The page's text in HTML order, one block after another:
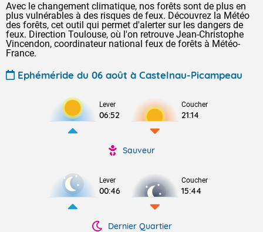
Avec le changement climatique, nos forêts sont de plus en
plus vulnérables à des risques de feux. Découvrez la Météo
des forêts, cet outil qui permet d'alerter sur les dangers de
feux. Direction Toulouse, où l'on retrouve Jean-Christophe
Vincendon, coordinateur national feux de forêts à Météo-
France.
Ephéméride du 06 août à Castelnau-Picampeau
Lever
06:52
Coucher
21:14
Sauveur
Lever
00:46
Coucher
15:44
Dernier Quartier